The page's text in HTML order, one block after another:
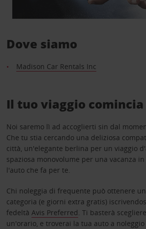
Dove siamo
Madison Car Rentals Inc
Il tuo viaggio comincia
Noi saremo lì ad accoglierti sin dal
Che tu stia cercando una deliziosa
città, un'elegante berlina per un viaggio
spaziosa monovolume per una vacanza
l'auto che fa per te.
Chi noleggia di frequente può ottenere
categoria (e giorni extra gratis)
fedeltà Avis Preferred. Ti basterà
un'orario, e troverai la tua auto a